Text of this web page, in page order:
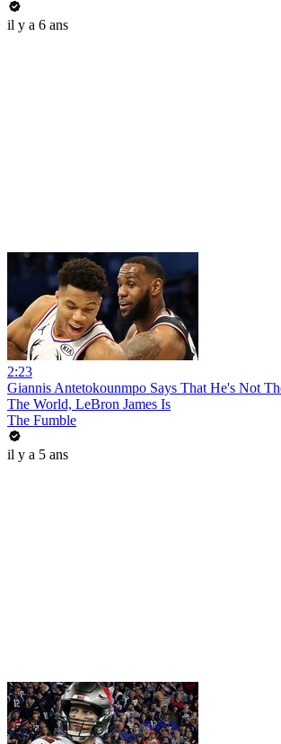
il y a 6 ans
2:23
Giannis Antetokounmpo Says That He's Not
The World, LeBron James Is
The Fumble
il y a 5 ans